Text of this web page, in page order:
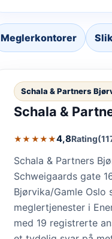
Meglerkontorer
Schala & Partners
Schala &
★★★★★4,8Rating
Schala & Partners
Schweigaards gate
Bjørvika/Gamle
meglertjenester i
med 19 registrerte